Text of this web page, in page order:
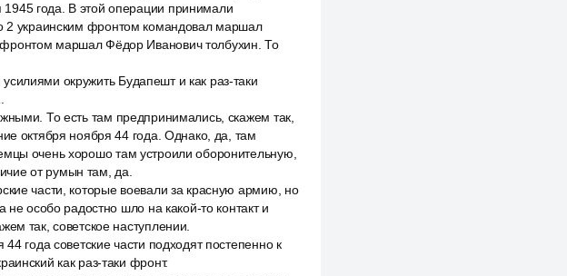
года. В этой операции принимали
2 украинским фронтом командовал маршал
маршал Фёдор Иванович толбухин. То
окружить Будапешт и как раз-таки
То есть там предпринимались, скажем так,
октября ноября 44 года. Однако, да, там
очень хорошо там устроили оборонительную,
от румын там, да.
части, которые воевали за красную армию, но
не особо радостно шло на какой-то контакт и
так, советское наступлении.
года советские части подходят постепенно к
как раз-таки фронт.